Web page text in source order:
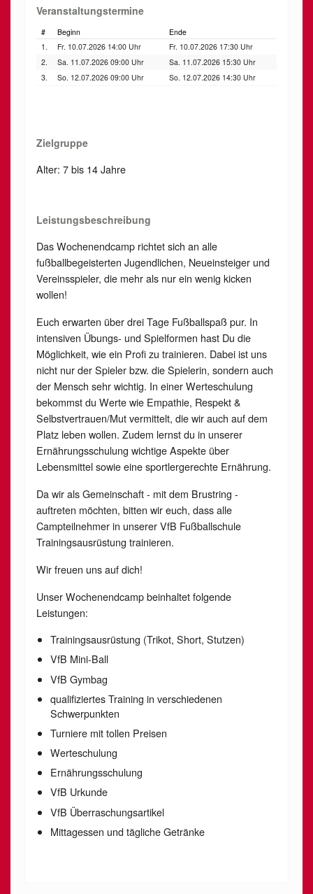
Veranstaltungstermine
# Beginn
Ende
1.
Fr. 10.07.2026 14:00 Uhr
Fr. 10.07.2026 17:30 Uhr
2.
Sa. 11.07.2026 09:00 Uhr
Sa. 11.07.2026 15:30 Uhr
3.
So. 12.07.2026 09:00 Uhr So. 12.07.2026 14:30 Uhr
Zielgruppe
Alter: 7 bis 14 Jahre
Leistungsbeschreibung
Das Wochenendcamp richtet sich an alle
fußballbegeisterten Jugendlichen, Neueinsteiger und
Vereinsspieler, die mehr als nur ein wenig kicken
wollen!
Euch erwarten über drei Tage Fußballspaß pur. In
intensiven Übungs- und Spielformen hast Du die
Möglichkeit, wie ein Profi zu trainieren. Dabei ist uns
nicht nur der Spieler bzw. die Spielerin, sondern auch
der Mensch sehr wichtig. In einer Werteschulung
bekommst du Werte wie Empathie, Respekt &
Selbstvertrauen/Mut vermittelt, die wir auch auf dem
Platz leben wollen. Zudem lernst du in unserer
Ernährungsschulung wichtige Aspekte über
Lebensmittel sowie eine sportlergerechte Ernährung.
Da wir als Gemeinschaft - mit dem Brustring -
auftreten möchten, bitten wir euch, dass alle
Campteilnehmer in unserer VfB Fußballschule
Trainingsausrüstung trainieren.
Wir freuen uns auf dich!
Unser Wochenendcamp beinhaltet folgende
Leistungen:
Trainingsausrüstung (Trikot, Short, Stutzen)
VfB Mini-Ball
VfB Gymbag
qualifiziertes Training in verschiedenen
Schwerpunkten
Turniere mit tollen Preisen
Werteschulung
Ernährungsschulung
VfB Urkunde
VfB Überraschungsartikel
Mittagessen und tägliche Getränke